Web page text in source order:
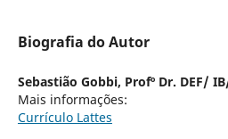
Biografia do Autor
Sebastião Gobbi, Profº Dr. DEF/
Mais informações:
Currículo Lattes